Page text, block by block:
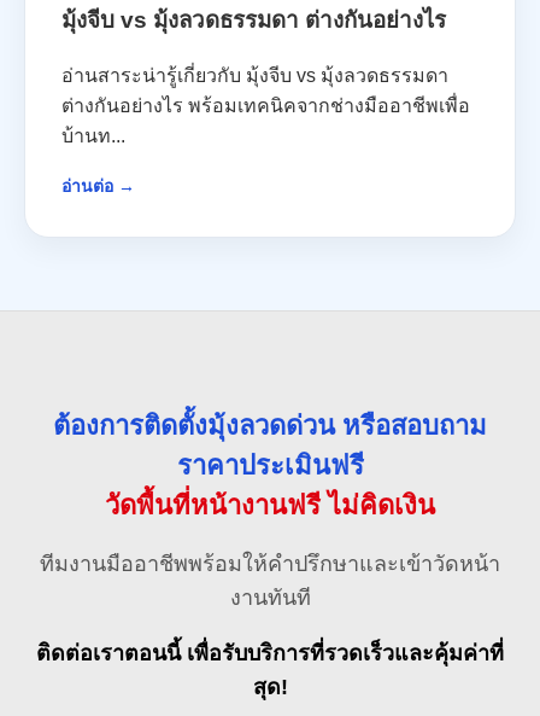
มุ้งจีบ vs มุ้งลวดธรรมดา ต่างกันอย่างไร
อ่านสาระน่ารู้เกี่ยวกับ มุ้งจีบ vs มุ้งลวดธรรมดา
ต่างกันอย่างไร พร้อมเทคนิคจากช่างมืออาชีพเพื่อ
บ้านท...
อ่านต่อ →
ต้องการติดตั้งมุ้งลวดด่วน หรือสอบถาม
ราคาประเมินฟรี
วัดพื้นที่หน้างานฟรี ไม่คิดเงิน
ทีมงานมืออาชีพพร้อมให้คำปรึกษาและเข้าวัดหน้า
งานทันที
ติดต่อเราตอนนี้ เพื่อรับบริการที่รวดเร็วและคุ้มค่าที่
สุด!